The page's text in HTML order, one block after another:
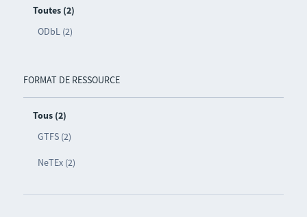
Toutes (2)
ODbL (2)
FORMAT DE RESSOURCE
Tous (2)
GTFS (2)
NeTEx (2)